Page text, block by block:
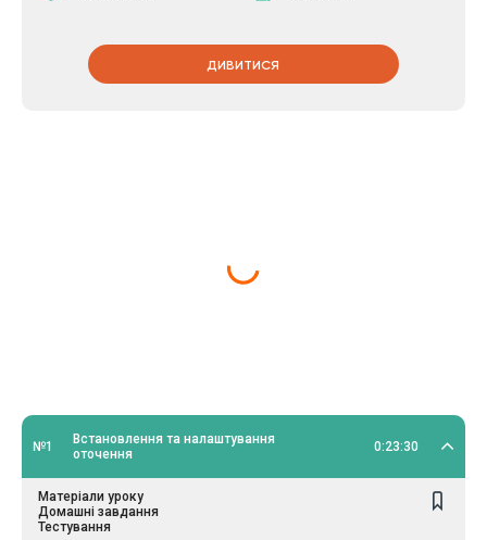
ДИВИТИСЯ
№1
Встановлення та налаштування
оточення
0:23:30
Матеріали уроку
Домашні завдання
Тестування